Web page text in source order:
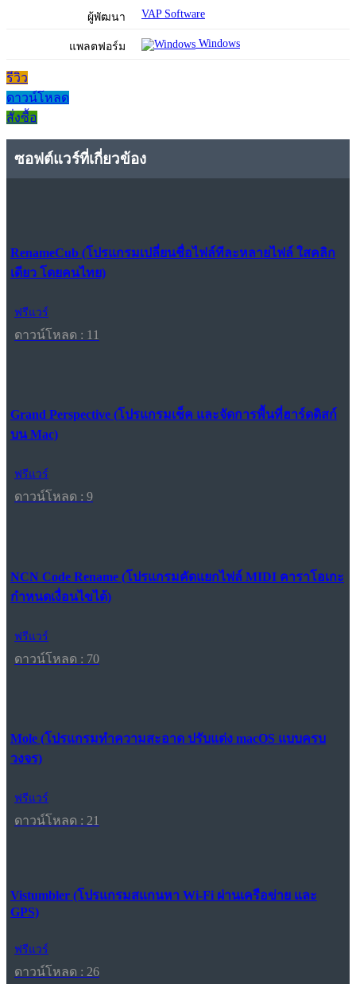
ผู้พัฒนา VAP Software
แพลตฟอร์ม Windows
รีวิว
ดาวน์โหลด
สั่งซื้อ
ซอฟต์แวร์ที่เกี่ยวข้อง
RenameCub (โปรแกรมเปลี่ยนชื่อไฟล์ทีละหลายไฟล์ ใสคลิก
เดียว โดยคนไทย)
ฟรีแวร์
ดาวน์โหลด : 11
Grand Perspective (โปรแกรมเช็ค และจัดการพื้นที่ฮาร์ดดิสก์
บน Mac)
ฟรีแวร์
ดาวน์โหลด : 9
NCN Code Rename (โปรแกรมคัดแยกไฟล์ MIDI คาราโอเกะ
กำหนดเงื่อนไขได้)
ฟรีแวร์
ดาวน์โหลด : 70
Mole (โปรแกรมทำความสะอาด ปรับแต่ง macOS แบบครบ
วงจร)
ฟรีแวร์
ดาวน์โหลด : 21
Vistumbler (โปรแกรมสแกนหา Wi-Fi ผ่านเครือข่าย และ
GPS)
ฟรีแวร์
ดาวน์โหลด : 26